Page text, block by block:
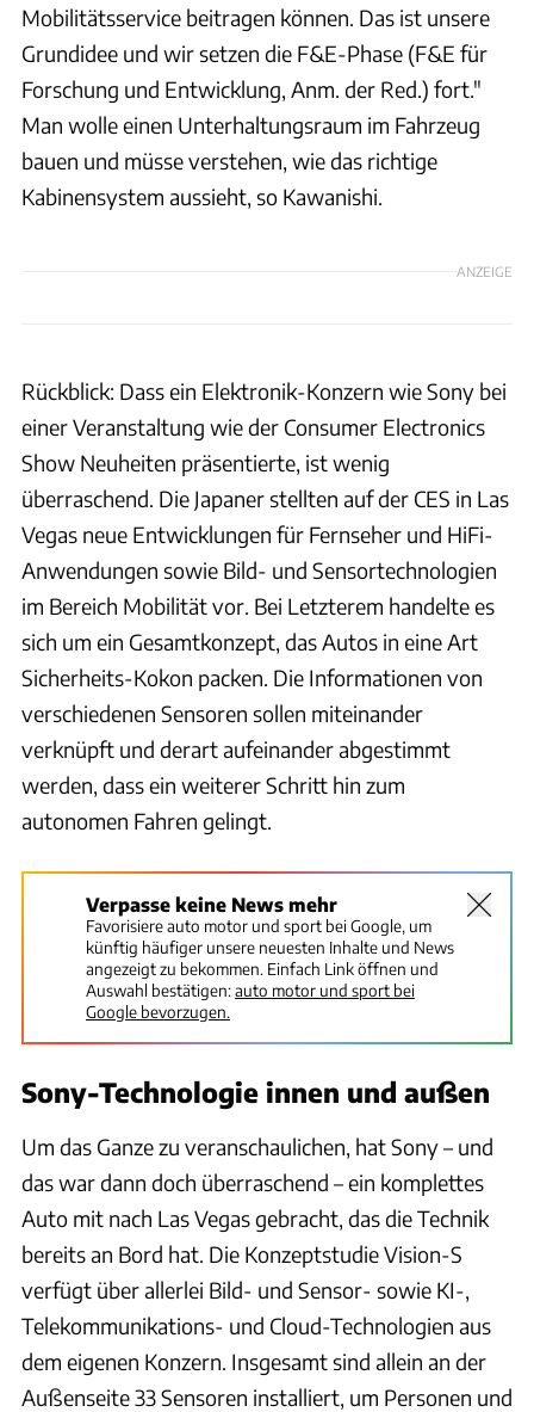
Mobilitätsservice beitragen können. Das ist unsere
Grundidee und wir setzen die F&E-Phase (F&E für
Forschung und Entwicklung, Anm. der Red.) fort."
Man wolle einen Unterhaltungsraum im Fahrzeug
bauen und müsse verstehen, wie das richtige
Kabinensystem aussieht, so Kawanishi.
ANZEIGE
Rückblick: Dass ein Elektronik-Konzern wie Sony bei
einer Veranstaltung wie der Consumer Electronics
Show Neuheiten präsentierte, ist wenig
überraschend. Die Japaner stellten auf der CES in Las
Vegas neue Entwicklungen für Fernseher und HiFi-
Anwendungen sowie Bild- und Sensortechnologien
im Bereich Mobilität vor. Bei Letzterem handelte es
sich um ein Gesamtkonzept, das Autos in eine Art
Sicherheits-Kokon packen. Die Informationen von
verschiedenen Sensoren sollen miteinander
verknüpft und derart aufeinander abgestimmt
werden, dass ein weiterer Schritt hin zum
autonomen Fahren gelingt.
Verpasse keine News mehr
Favorisiere auto motor und sport bei Google, um
künftig häufiger unsere neuesten Inhalte und News
angezeigt zu bekommen. Einfach Link öffnen und
Auswahl bestätigen:auto motor und sport bei
Google bevorzugen.
Sony-Technologie innen und außen
Um das Ganze zu veranschaulichen, hat Sony – und
das war dann doch überraschend – ein komplettes
Auto mit nach Las Vegas gebracht, das die Technik
bereits an Bord hat. Die Konzeptstudie Vision-S
verfügt über allerlei Bild- und Sensor- sowie KI-,
Telekommunikations- und Cloud-Technologien aus
dem eigenen Konzern. Insgesamt sind allein an der
Außenseite 33 Sensoren installiert, um Personen und